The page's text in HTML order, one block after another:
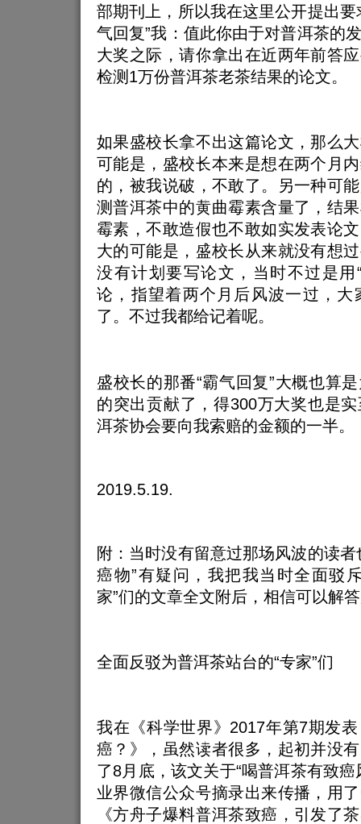
部期刊上，所以我在这里公开提出要
气回复”我：值此你由于对普洱茶的
大奖之际，请你拿出在近两年前答
检测1万份普洱茶老茶结果的论文。
如果盛校长拿不出这篇论文，那么
可能是，盛校长本来是想在两个月
的，被我说破，不敢了。另一种可
测普洱茶中的黄曲霉素含量了，结
霉素，不敢造假也不敢如实发表论
大的可能是，盛校长从来就没有想
没有计划要写论文，当时不过是用
论，指望着两个月后风波一过，大
了。不过我都给记着呢。
盛校长的那番“霸气回复”大概也算
的突出贡献了，得300万大奖也是
洱茶协会要向我索赔的金额的一半。
2019.5.19.
附：当时没有留意过那场风波的读
癌物”有疑问，我把我当时全面驳
家”们的文章全文附后，相信可以解
全面反驳为普洱茶站台的“专家”们
我在《科学世界》2017年第7期发
癌？》，虽然读者很多，起初并没
了8月底，该文关于“喝普洱茶有致
业界微信公众号摘录出来传播，用
《方舟子爆料普洱茶致癌，引发了